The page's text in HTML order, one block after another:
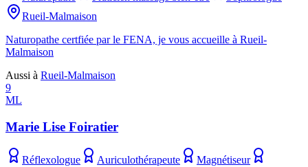
Rueil-Malmaison
Naturopathe certfiée par le FENA, je vous accueille à Rueil-
Malmaison
Aussi à Rueil-Malmaison
9
ML
Marie Lise Foiratier
Réflexologue Auriculothérapeute
Magnétiseur